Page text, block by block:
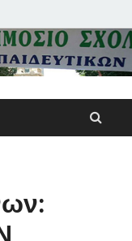
Αθηνών
Π.Ε.